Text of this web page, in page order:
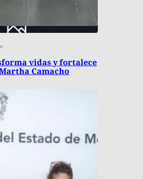
vidas y fortalece
Camacho